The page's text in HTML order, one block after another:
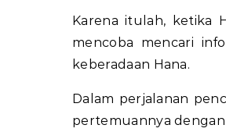
Karena itulah, ketika
mencoba mencari
keberadaan Hana.
Dalam perjalanan
pertemuannya